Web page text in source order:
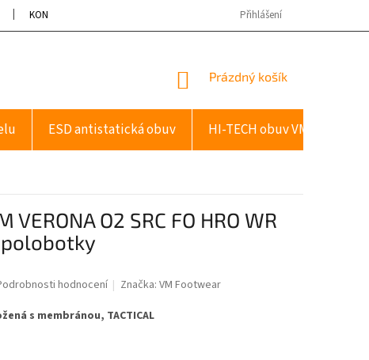
KONTAKTY Přihlášení
NÁKUPNÍ
Prázdný košík
ESD antistatická obuv HI-TECH obuv VM
hodnocení Značka:VM Footwear
O2 SRC FO HRO WR
s membránou, TACTICAL